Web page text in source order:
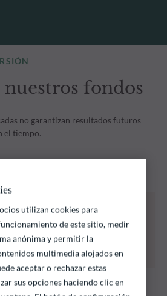
nuestros fondos
no garantizan resultados futuros
el tiempo.
se enumeran a continuación
de pérdida de capital.
pasadas no garantizan
y no son constantes en el
utilizan cookies para
de este sitio, medir
anónima y permitir la
multimedia alojados en
aceptar o rechazar estas
sus opciones haciendo clic en